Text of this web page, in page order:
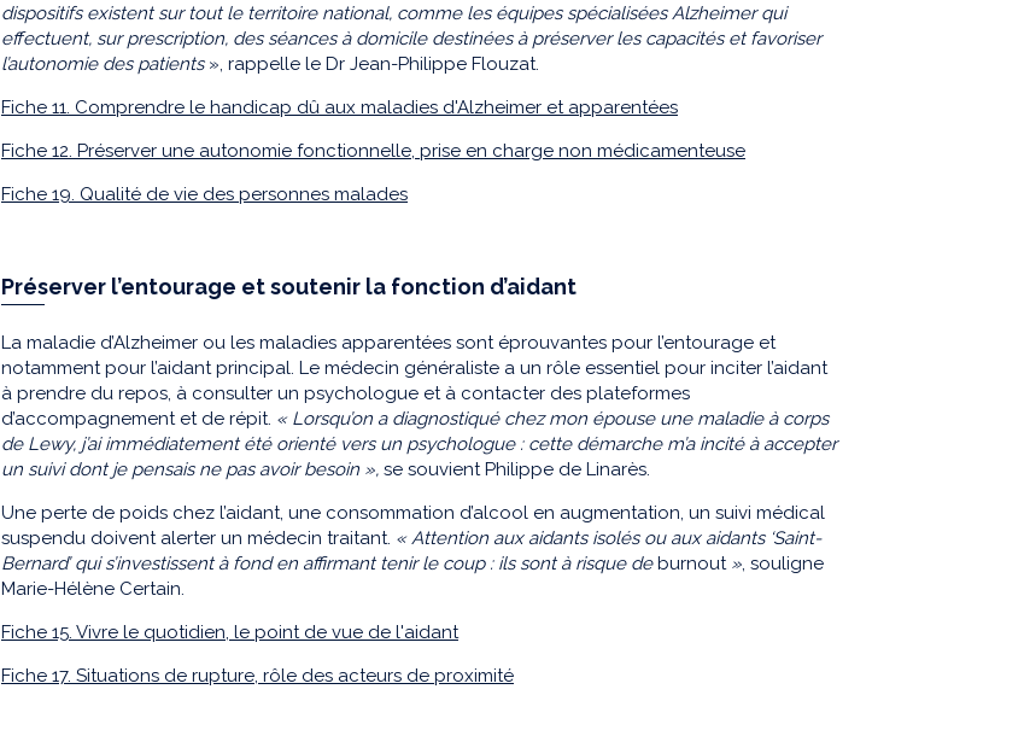
dispositifs existent sur tout le territoire national, comme les équipes spécialisées Alzheimer qui
effectuent, sur prescription, des séances à domicile destinées à préserver les capacités et favoriser
l’autonomie des patients», rappelle le Dr Jean-Philippe Flouzat.
Fiche 11. Comprendre le handicap dû aux maladies d'Alzheimer et apparentées
Fiche 12. Préserver une autonomie fonctionnelle, prise en charge non médicamenteuse
Fiche 19. Qualité de vie des personnes malades
Préserver l’entourage et soutenir la fonction d’aidant
La maladie d’Alzheimer ou les maladies apparentées sont éprouvantes pour l’entourage et
notamment pour l’aidant principal. Le médecin généraliste a un rôle essentiel pour inciter l’aidant
à prendre du repos, à consulter un psychologue et à contacter des plateformes
d’accompagnement et de répit. « Lorsqu’on a diagnostiqué chez mon épouse une maladie à corps
de Lewy, j’ai immédiatement été orienté vers un psychologue : cette démarche m’a incité à accepter
un suivi dont je pensais ne pas avoir besoin », se souvient Philippe de Linarès.
Une perte de poids chez l’aidant, une consommation d’alcool en augmentation, un suivi médical
suspendu doivent alerter un médecin traitant. « Attention aux aidants isolés ou aux aidants ‘Saint-
Bernard’ qui s’investissent à fond en affirmant tenir le coup : ils sont à risque deburnout», souligne
Marie-Hélène Certain.
Fiche 15. Vivre le quotidien, le point de vue de l'aidant
Fiche 17. Situations de rupture, rôle des acteurs de proximité